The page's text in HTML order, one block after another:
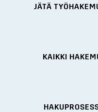
JÄTÄ
KAIKKI